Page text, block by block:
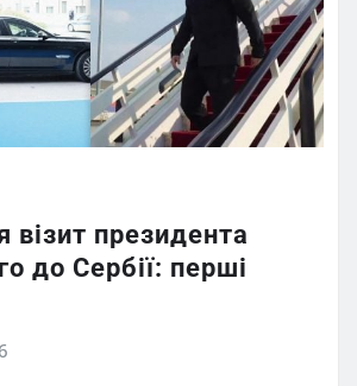
візит президента
до Сербії: перші